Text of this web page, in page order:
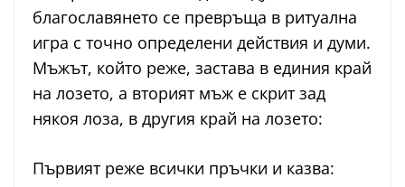
благославянето се превръща в ритуална
игра с точно определени действия и думи.
Мъжът, който реже, застава в единия край
на лозето, а вторият мъж е скрит зад
някоя лоза, в другия край на лозето:
Първият реже всички пръчки и казва: